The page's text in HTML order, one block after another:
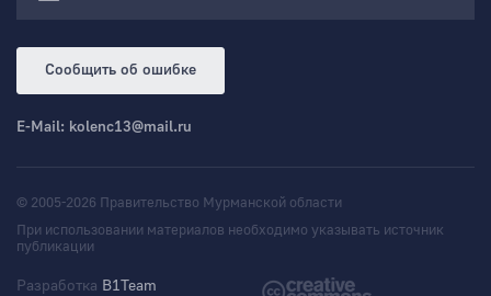
Сообщить об ошибке
E-Mail: kolenc13@mail.ru
© 2005-2026 Правительство Мурманской области
При использовании материалов необходимо указывать источник
публикации
Разработка B1Team